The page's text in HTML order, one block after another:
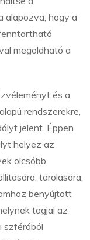
alapozva, hogy a
megoldható a
és a
rendszerekre,
jelent. Éppen
helyez az
olcsóbb
tárolására,
benyújtott
tagjai az
szférából